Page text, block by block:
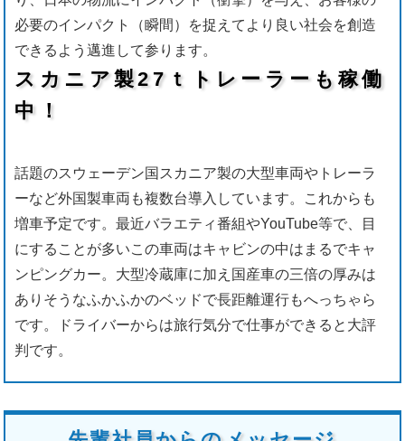
必要のインパクト（瞬間）を捉えてより良い社会を創造
できるよう邁進して参ります。
スカニア製27ｔトレーラーも稼働
中！
話題のスウェーデン国スカニア製の大型車両やトレーラ
ーなど外国製車両も複数台導入しています。これからも
増車予定です。最近バラエティ番組やYouTube等で、目
にすることが多いこの車両はキャビンの中はまるでキャ
ンピングカー。大型冷蔵庫に加え国産車の三倍の厚みは
ありそうなふかふかのベッドで長距離運行もへっちゃら
です。ドライバーからは旅行気分で仕事ができると大評
判です。